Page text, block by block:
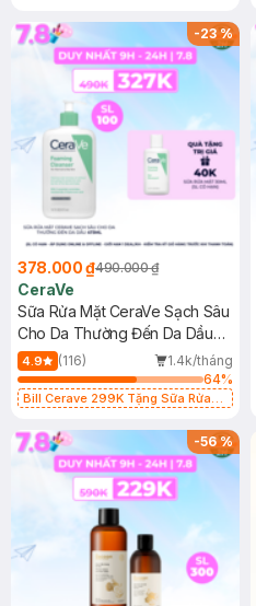
-23%
378.000 ₫490.000 ₫
CeraVe
Sữa Rửa Mặt CeraVe Sạch Sâu
Cho Da Thường Đến Da Dầu
473ml
4.9 (116)
1.4k/tháng
64%
Bill Cerave 299K Tặng Sữa Rửa
-56%